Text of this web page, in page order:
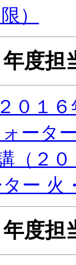
）
年度
０１
ータ
（２
ー 火
年度